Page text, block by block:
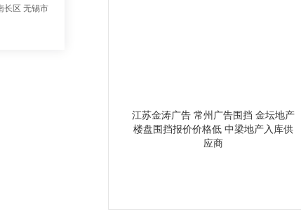
长区 无锡市
江苏金涛广告 常州广告围挡 金坛地产
楼盘围挡报价价格低 中梁地产入库供
应商